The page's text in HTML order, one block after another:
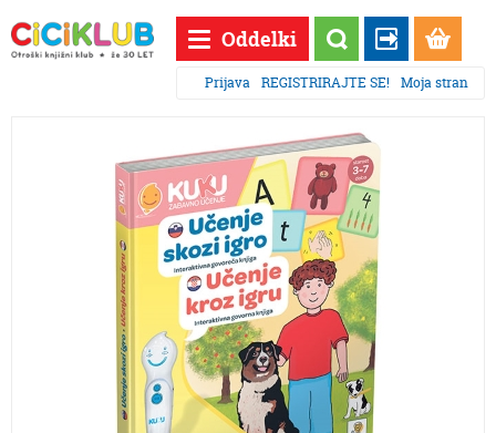
Oddelki
Prijava REGISTRIRAJTE SE! Moja stran